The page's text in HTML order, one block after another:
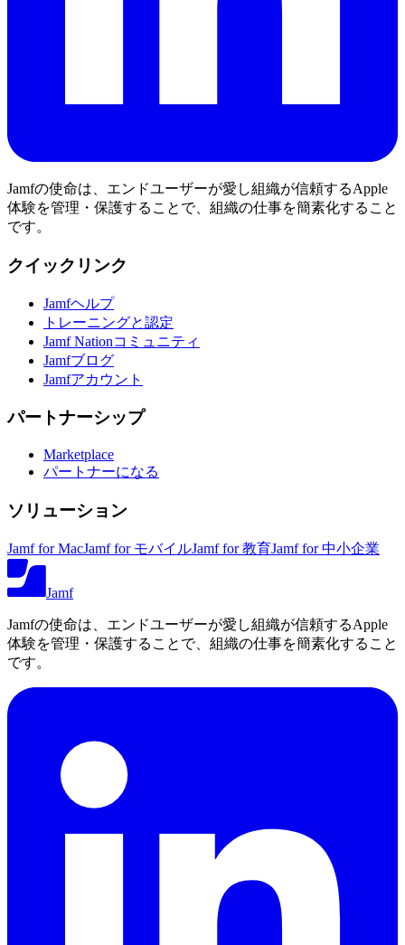
Jamfの使命は、エンドユーザーが愛し組織が信頼するApple
体験を管理・保護することで、組織の仕事を簡素化すること
です。
クイックリンク
Jamfヘルプ
トレーニングと認定
Jamf Nationコミュニティ
Jamfブログ
Jamfアカウント
パートナーシップ
Marketplace
パートナーになる
ソリューション
Jamf for MacJamf for モバイルJamf for 教育Jamf for 中小企業
Jamf
Jamfの使命は、エンドユーザーが愛し組織が信頼するApple
体験を管理・保護することで、組織の仕事を簡素化すること
です。